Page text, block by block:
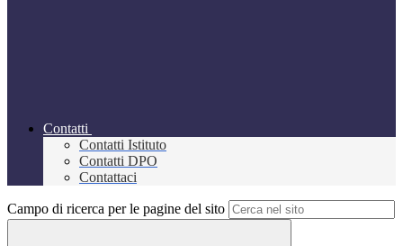
Contatti
Contatti Istituto
Contatti DPO
Contattaci
Campo di ricerca per le pagine del sito